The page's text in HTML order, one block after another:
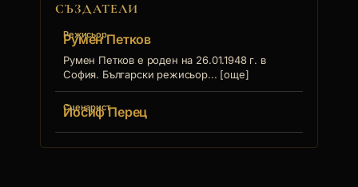
СЪЗДАТЕЛИ
Режисьор
Румен Петков
Румен Петков е роден на 26.01.1948 г. в
София. Български режисьор... [още]
Сценарист
Йосиф Перец